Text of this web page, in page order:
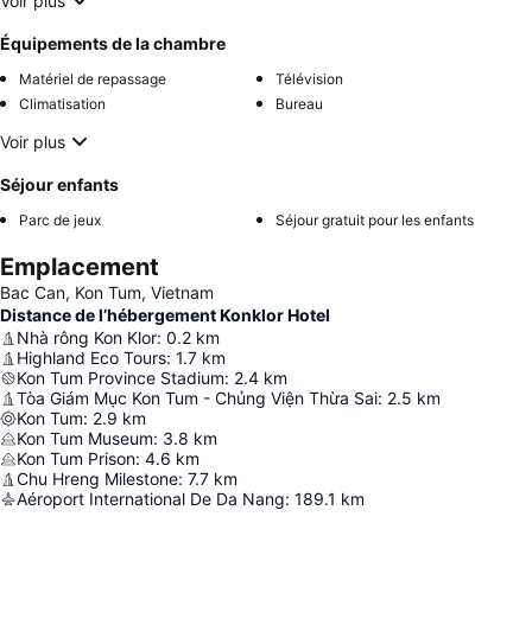
Équipements de la chambre
Matériel de repassage
Télévision
Climatisation
Bureau
Voir plus
Séjour enfants
Parc de jeux Séjour gratuit pour les enfants
Emplacement
Bac Can, Kon Tum, Vietnam
Distance de l’hébergement Konklor Hotel
Nhà rông Kon Klor: 0.2 km
Highland Eco Tours: 1.7 km
Kon Tum Province Stadium: 2.4 km
Tòa Giám Mục Kon Tum - Chủng Viện Thừa Sai: 2.5 km
Kon Tum: 2.9 km
Kon Tum Museum: 3.8 km
Kon Tum Prison: 4.6 km
Chu Hreng Milestone: 7.7 km
Aéroport International De Da Nang: 189.1 km